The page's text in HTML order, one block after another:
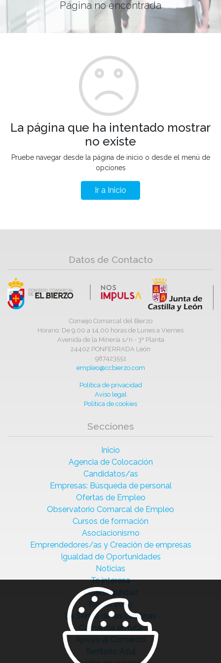
Página no encontrada
La página que ha intentado mostrar
no existe
Pruebe navegar desde la página de inicio o desde el menú de
opciones
Ir a Inicio
Datos de Contacto
Consejo Comarcal del Bierzo
Horario: De 9,00 a 14,00 horas de Lunes a Viernes
Avenida de la Minería s/n - 3ª Planta
24402 PONFERRADA León
987423551
empleo@ccbierzo.com
Política de privacidad
Aviso legal
Política de cookies
Secciones
Inicio
Agencia de Colocación
Candidatos/as
Empresas: Búsqueda de personal
Ofertas de Empleo
Observatorio Comarcal de Empleo
Cursos de formación
Asociacionismo
Emprendedores/as y Creación de empresas
Igualdad de Oportunidades
Noticias
Te interesa
Ciberseguridad
Bierzo 2030
La Senda de las Cantinas
Comanda en ruta
Apoyo al Comercio
Territorio Azul